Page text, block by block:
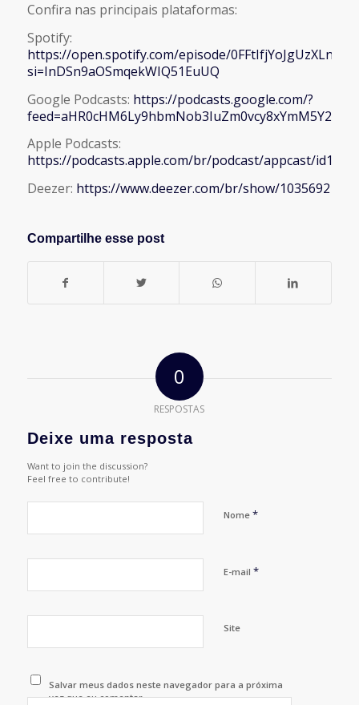
Confira nas principais plataformas:
Spotify:
https://open.spotify.com/episode/
si=InDSn9aOSmqekWIQ51EuUQ
Google Podcasts: https://podcasts.google.com/?
Apple Podcasts:
https://podcasts.apple.com/br/podcast/appcast/
Deezer: https://www.deezer.com/br/show/1035692
Compartilhe esse post
0
RESPOSTAS
Deixe uma resposta
Want to join the discussion?
Feel free to contribute!
Nome *
E-mail *
Site
Salvar meus dados neste navegador para a próxima
vez que eu comentar.